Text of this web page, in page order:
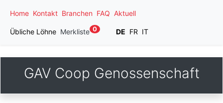
Home Kontakt Branchen FAQ Aktuell
Übliche Löhne Merkliste 0 DE FR IT
GAV Coop Genossenschaft